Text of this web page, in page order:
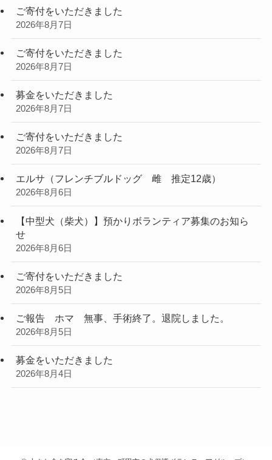
ご寄付をいただきました
2026年8月7日
ご寄付をいただきました
2026年8月7日
募金をいただきました
2026年8月7日
ご寄付をいただきました
2026年8月7日
エルサ（フレンチブルドッグ 雌 推定12歳）
2026年8月6日
【中型犬（柴犬）】預かりボランティア募集のお知ら
せ
2026年8月6日
ご寄付をいただきました
2026年8月5日
ご報告 ホマ 無事、手術終了。退院しました。
2026年8月5日
募金をいただきました
2026年8月4日